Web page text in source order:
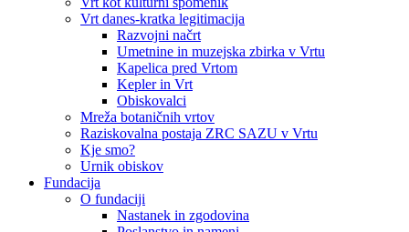
Vrt danes-kratka legitimacija
Razvojni načrt
Umetnine in muzejska zbirka v Vrtu
Kapelica pred Vrtom
Kepler in Vrt
Obiskovalci
Mreža botaničnih vrtov
Raziskovalna postaja ZRC SAZU v Vrtu
Kje smo?
Urnik obiskov
Fundacija
O fundaciji
Nastanek in zgodovina